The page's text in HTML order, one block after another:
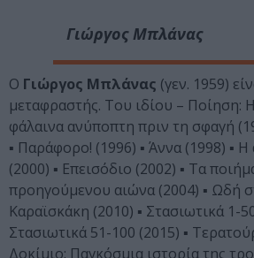
Γιώργος Μπλάνας
Ο Γιώργος Μπλάνας (γεν. 1959)
μεταφραστής. Του ιδίου – Ποίηση:
φάλαινα ανύποπτη πριν τη σφαγή
▪ Παράφορο! (1996) ▪ Άννα (1998) ▪
(2000) ▪ Επεισόδιο (2002) ▪ Τα
προηγούμενου αιώνα (2004) ▪ Ωδή
Καραϊσκάκη (2010) ▪ Στασιωτικά 1-
Στασιωτικά 51-100 (2015) ▪
Δοκίμιο: Παγκόσμια ιστορία της